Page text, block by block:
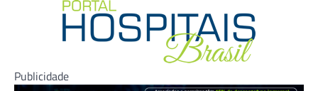
Publicidade